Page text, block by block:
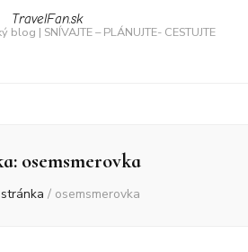
TravelFan.sk
| SNÍVAJTE – PLÁNUJTE- CESTUJTE
osemsmerovka
/ osemsmerovka